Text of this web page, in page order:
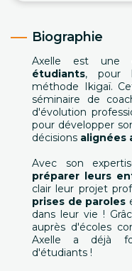
Biographie
Axelle est une
étudiants, pour
méthode Ikigaï.
séminaire de
d'évolution
pour développer
décisions alignées
Avec son
préparer leurs
clair leur projet
prises de paroles
dans leur vie !
auprès d'écoles
Axelle a déjà
d'étudiants !